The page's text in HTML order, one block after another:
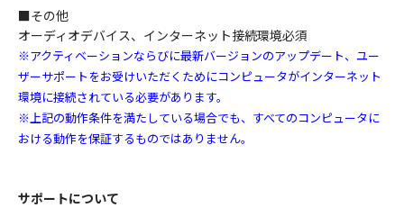
■その他
オーディオデバイス、インターネット接続環境必須
※アクティベーションならびに最新バージョンのアップデート、ユー
ザーサポートをお受けいただくためにコンピュータがインターネット
環境に接続されている必要があります。
※上記の動作条件を満たしている場合でも、すべてのコンピュータに
おける動作を保証するものではありません。
サポートについて